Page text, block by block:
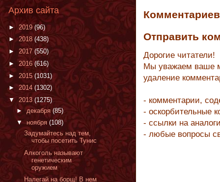
Отправить
Дорогие читатели!
Мы уважаем ваше
удаление
- комментарии,
- оскорбительные
- ссылки на
- любые вопросы
Архив сайта
► 2019 (96)
►2018 (438)
► 2017 (550)
► 2016(616)
► 2015 (1031)
►2014 (1302)
▼ 2013 (1275)
►декабря (85)
▼ ноября (108)
Задумайтесь над тем,
чтобы посетить Тунис
Алкоголь называют
генетическим
оружием
Налегай на борщ! В нем